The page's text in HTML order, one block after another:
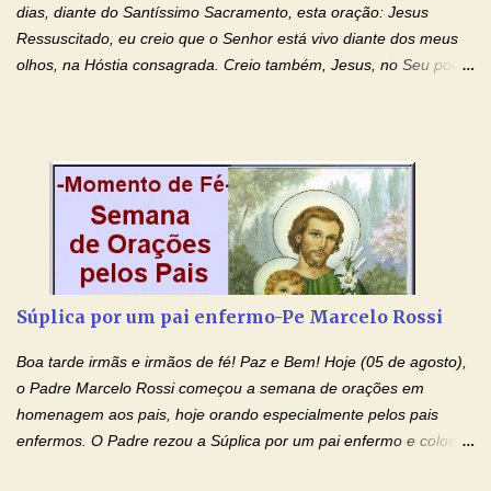
dias, diante do Santíssimo Sacramento, esta oração: Jesus
Ressuscitado, eu creio que o Senhor está vivo diante dos meus
olhos, na Hóstia consagrada. Creio também, Jesus, no Seu poder
creio, Jesus, e clamo que este Sangue seja agora derramado
sobre mim e sobre todos os meus familiares. Eu peço, Senhor
Jesus, que, pelo poder libertador e salvítico deste Sangue,
possamos nos livrar de toda opressão diabólica que possa estar
prejudicando a nossa família. Peço também que atenda, em
(apresente aqui o seu pedido...) Eu, desde já, agradeço de
coração, confiante que o Senhor me atenderá. Eu louvo o Pai por
ter nos dado o Senhor, Jesus, como presente de Páscoa. eu
agradeço de coração ao Espíri...
Súplica por um pai enfermo-Pe Marcelo Rossi
Boa tarde irmãs e irmãos de fé! Paz e Bem! Hoje (05 de agosto),
o Padre Marcelo Rossi começou a semana de orações em
homenagem aos pais, hoje orando especialmente pelos pais
enfermos. O Padre rezou a Súplica por um pai enfermo e colocou